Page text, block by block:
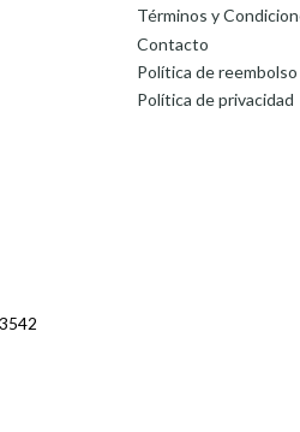
Términos y
Contacto
Política de reembolso
Política de privacidad